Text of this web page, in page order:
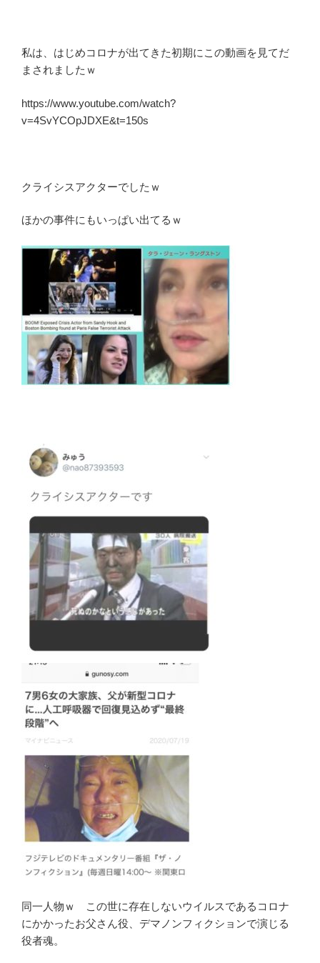
私は、はじめコロナが出てきた初期にこの動画を見てだ
まされましたｗ
https://www.youtube.com/watch?
v=4SvYCOpJDXE&t=150s
クライシスアクターでしたｗ
ほかの事件にもいっぱい出てるｗ
同一人物ｗ この世に存在しないウイルスであるコロナ
にかかったお父さん役、デマノンフィクションで演じる
役者魂。